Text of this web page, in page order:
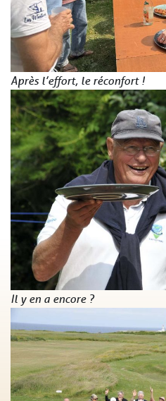
Après l’effort, le réconfort !
Il y en a encore ?